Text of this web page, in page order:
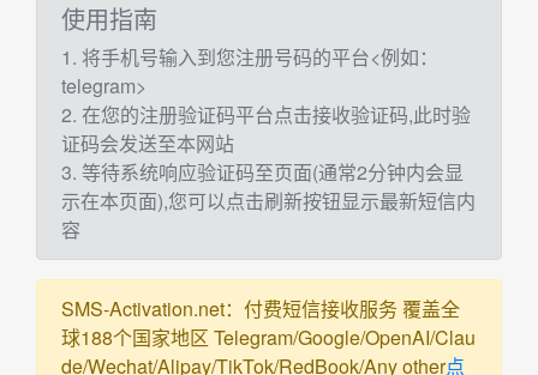
使用指南
1. 将手机号输入到您注册号码的平台<例如：
telegram>
2. 在您的注册验证码平台点击接收验证码,此时验
证码会发送至本网站
3. 等待系统响应验证码至页面(通常2分钟内会显
示在本页面),您可以点击刷新按钮显示最新短信内
容
SMS-Activation.net：付费短信接收服务 覆盖全
球188个国家地区 Telegram/Google/OpenAI/Clau
de/Wechat/Alipay/TikTok/RedBook/Any other点